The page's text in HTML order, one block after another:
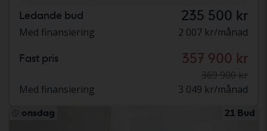
Ledande bud 235 500 kr
Med finansiering 2 007 kr/månad
Fast pris 357 900 kr
369 900 kr
Med finansiering
3 049 kr/månad
onsdag 21 Bud